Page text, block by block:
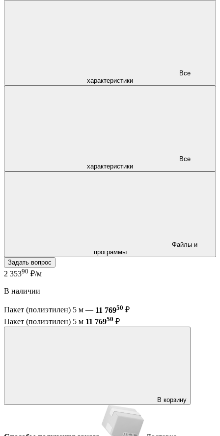
характеристики
характеристики
программы
Задать вопрос
2 35390 ₽/м
В наличии
Пакет (полиэтилен) 5 м — 11 76950 ₽
Пакет (полиэтилен) 5 м 11 76950 ₽
В корзину